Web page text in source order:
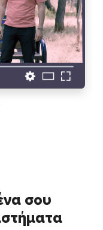
σου